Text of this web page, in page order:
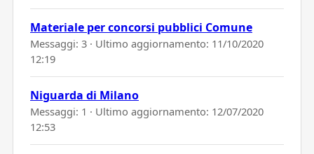
Materiale per concorsi pubblici Comune
Messaggi: 3 · Ultimo aggiornamento: 11/10/2020
12:19
Niguarda di Milano
Messaggi: 1 · Ultimo aggiornamento: 12/07/2020
12:53